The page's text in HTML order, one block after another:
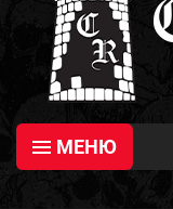
МЕНЮ